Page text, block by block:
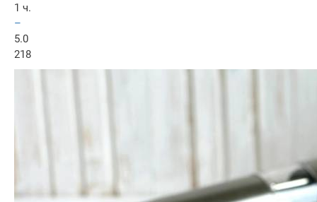
1 ч.
–
5.0
218